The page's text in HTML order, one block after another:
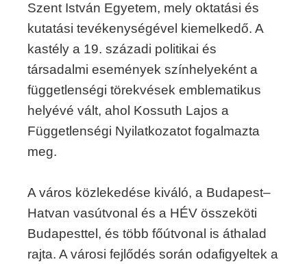
Szent István Egyetem, mely oktatási és
kutatási tevékenységével kiemelkedő. A
kastély a 19. századi politikai és
társadalmi események színhelyeként a
függetlenségi törekvések emblematikus
helyévé vált, ahol Kossuth Lajos a
Függetlenségi Nyilatkozatot fogalmazta
meg.
A város közlekedése kiváló, a Budapest–
Hatvan vasútvonal és a HÉV összeköti
Budapesttel, és több főútvonal is áthalad
rajta. A városi fejlődés során odafigyeltek a